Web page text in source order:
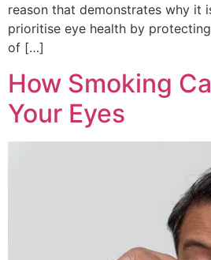
reason that demonstrates why it
prioritise eye health by
of […]
How Smoking
Your Eyes